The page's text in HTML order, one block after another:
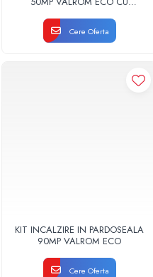
Cere Oferta
KIT INCALZIRE IN PARDOSEALA
90MP VALROM ECO
Cere Oferta